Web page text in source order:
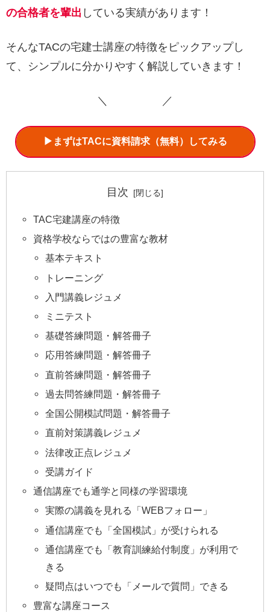
の合格者を輩出 している実績があります！
そんなTACの宅建士講座の特徴をピックアップし
て、シンプルに分かりやすく解説していきます！
＼ ／
▶まずはTACに資料請求（無料）してみる
目次
TAC宅建講座の特徴
資格学校ならではの豊富な教材
基本テキスト
トレーニング
入門講義レジュメ
ミニテスト
基礎答練問題・解答冊子
応用答練問題・解答冊子
直前答練問題・解答冊子
過去問答練問題・解答冊子
全国公開模試問題・解答冊子
直前対策講義レジュメ
法律改正点レジュメ
受講ガイド
通信講座でも通学と同様の学習環境
実際の講義を見れる「WEBフォロー」
通信講座でも「全国模試」が受けられる
通信講座でも「教育訓練給付制度」が利用で
きる
疑問点はいつでも「メールで質問」できる
豊富な講座コース